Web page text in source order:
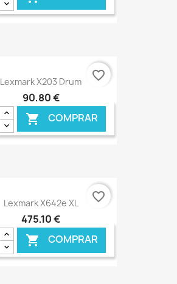
€ ONLINE
Lexmark X203 Drum
90,80 €
 COMPRAR
€ ONLINE
favorite_border
Lexmark X642e XL
475,10 €
 COMPRAR
favorite_border